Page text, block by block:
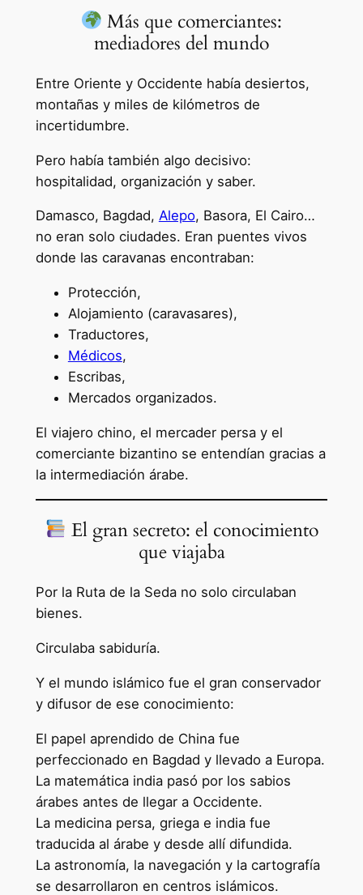
Más que comerciantes:
mediadores del mundo
Entre Oriente y Occidente había desiertos,
montañas y miles de kilómetros de
incertidumbre.
Pero había también algo decisivo:
hospitalidad, organización y saber.
Damasco, Bagdad, Alepo, Basora, El Cairo…
no eran solo ciudades. Eran puentes vivos
donde las caravanas encontraban:
Protección,
Alojamiento (caravasares),
Traductores,
Médicos,
Escribas,
Mercados organizados.
El viajero chino, el mercader persa y el
comerciante bizantino se entendían gracias a
la intermediación árabe.
El gran secreto: el conocimiento
que viajaba
Por la Ruta de la Seda no solo circulaban
bienes.
Circulaba sabiduría.
Y el mundo islámico fue el gran conservador
y difusor de ese conocimiento:
El papel aprendido de China fue
perfeccionado en Bagdad y llevado a Europa.
La matemática india pasó por los sabios
árabes antes de llegar a Occidente.
La medicina persa, griega e india fue
traducida al árabe y desde allí difundida.
La astronomía, la navegación y la cartografía
se desarrollaron en centros islámicos.